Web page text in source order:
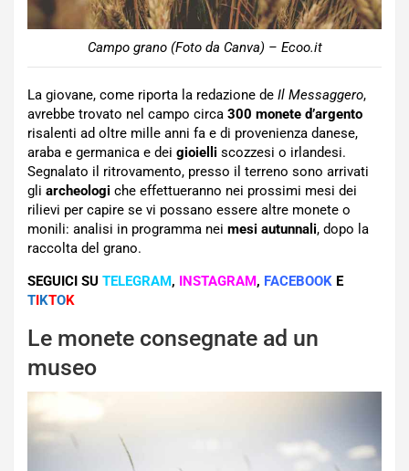
Campo grano (Foto da Canva) – Ecoo.it
La giovane, come riporta la redazione de Il Messaggero,
avrebbe trovato nel campo circa 300 monete d’argento
risalenti ad oltre mille anni fa e di provenienza danese,
araba e germanica e dei gioielli scozzesi o irlandesi.
Segnalato il ritrovamento, presso il terreno sono arrivati
gli archeologi che effettueranno nei prossimi mesi dei
rilievi per capire se vi possano essere altre monete o
monili: analisi in programma nei mesi autunnali, dopo la
raccolta del grano.
SEGUICI SU TELEGRAM, INSTAGRAM, FACEBOOK E
TIKTOK
Le monete consegnate ad un
museo